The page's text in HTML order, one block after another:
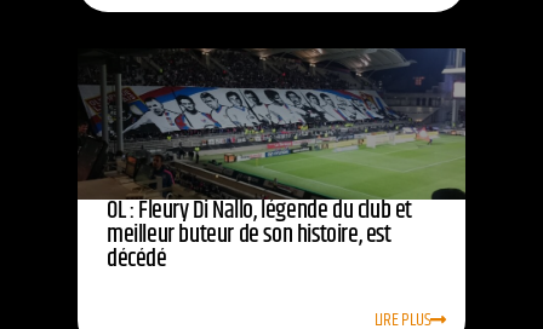
OL : Fleury Di Nallo, légende du club et
meilleur buteur de son histoire, est
décédé
LIRE PLUS